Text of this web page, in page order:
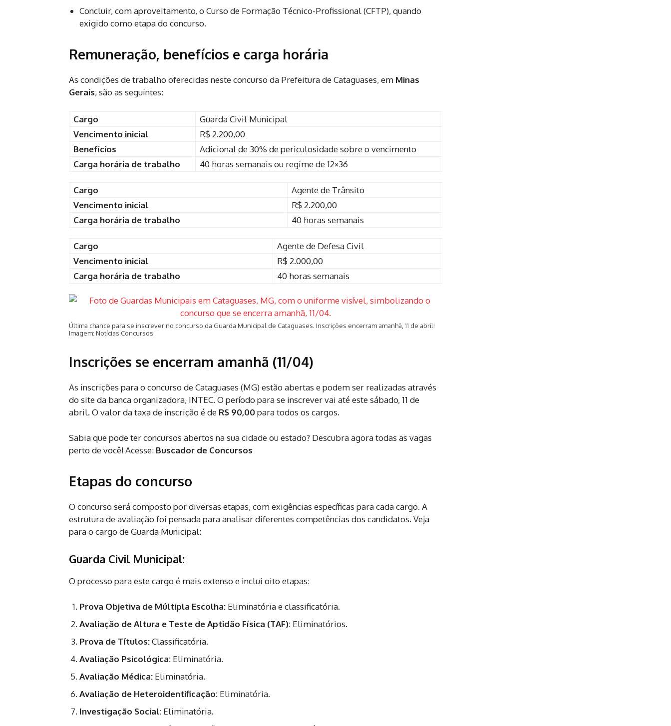
Concluir, com aproveitamento, o Curso de Formação Técnico-Profissional (CFTP), quando
exigido como etapa do concurso.
Remuneração, benefícios e carga horária
As condições de trabalho oferecidas neste concurso da Prefeitura de Cataguases, em Minas
Gerais, são as seguintes:
Cargo
Guarda Civil Municipal
Vencimento inicial
R$ 2.200,00
Benefícios
Adicional de 30% de periculosidade sobre o vencimento
Carga horária de trabalho
40 horas semanais ou regime de 12×36
Cargo
Agente de Trânsito
Vencimento inicial
R$ 2.200,00
Carga horária de trabalho
40 horas semanais
Cargo
Agente de Defesa Civil
Vencimento inicial
R$ 2.000,00
Carga horária de trabalho
40 horas semanais
Última chance para se inscrever no concurso da Guarda Municipal de Cataguases. Inscrições encerram amanhã, 11 de abril!
Imagem: Notícias Concursos
Inscrições se encerram amanhã (11/04)
As inscrições para o concurso de Cataguases (MG) estão abertas e podem ser realizadas através
do site da banca organizadora, INTEC. O período para se inscrever vai até este sábado, 11 de
abril. O valor da taxa de inscrição é de R$ 90,00para todos os cargos.
Sabia que pode ter concursos abertos na sua cidade ou estado? Descubra agora todas as vagas
perto de você! Acesse: Buscador de Concursos
Etapas do concurso
O concurso será composto por diversas etapas, com exigências específicas para cada cargo. A
estrutura de avaliação foi pensada para analisar diferentes competências dos candidatos. Veja
para o cargo de Guarda Municipal:
Guarda Civil Municipal:
O processo para este cargo é mais extenso e inclui oito etapas:
Prova Objetiva de Múltipla Escolha: Eliminatória e classificatória.
Avaliação de Altura e Teste de Aptidão Física (TAF): Eliminatórios.
Prova de Títulos:Classificatória.
Avaliação Psicológica: Eliminatória.
Avaliação Médica: Eliminatória.
Avaliação de Heteroidentificação: Eliminatória.
Investigação Social: Eliminatória.